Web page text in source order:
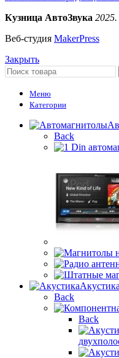
Кузница АвтоЗвука
Веб-студия MakerPress
Закрыть
Меню
Категории
Back
Акустика
Back
Back